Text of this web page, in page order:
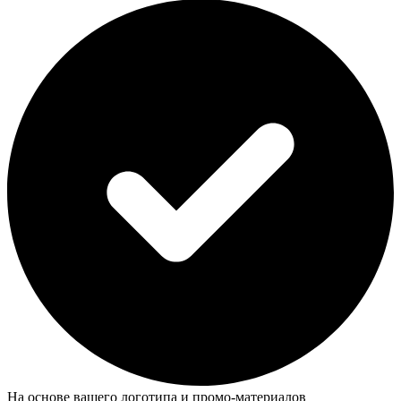
На основе вашего логотипа и промо-материалов